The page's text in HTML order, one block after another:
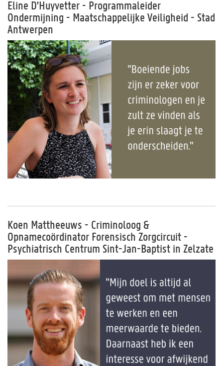
Eline D'Huyvetter - Programmaleider
Ondermijning - Maatschappelijke Veiligheid - Stad
Antwerpen
Koen Mattheeuws - Criminoloog &
Opnamecoördinator Forensisch Zorgcircuit -
Psychiatrisch Centrum Sint-Jan-Baptist in Zelzate